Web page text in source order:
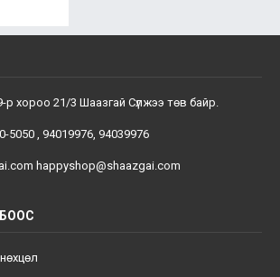
9-р хороо 21/3 Шаазгай Сүлжээ төв байр.
5050 , 94019976, 94039976
happyshop@shaazgai.com